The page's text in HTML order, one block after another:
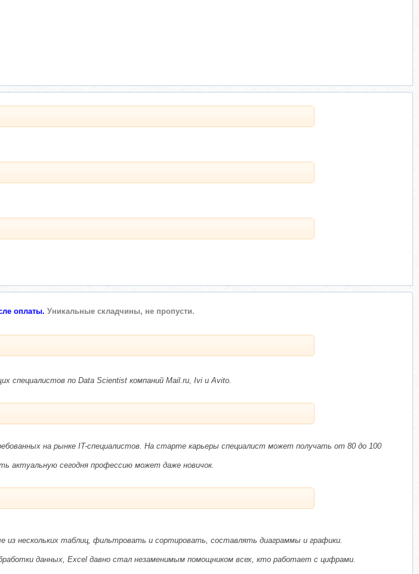
оплаты. Уникальные складчины, не пропусти.
специалистов по Data Scientist компаний Mail.ru, Ivi и Avito.
на рынке IT-специалистов. На старте карьеры специалист может получать от 80 до 100
актуальную сегодня профессию может даже новичок.
нескольких таблиц, фильтровать и сортировать, составлять диаграммы и графики.
данных, Excel давно стал незаменимым помощником всех, кто работает с цифрами.